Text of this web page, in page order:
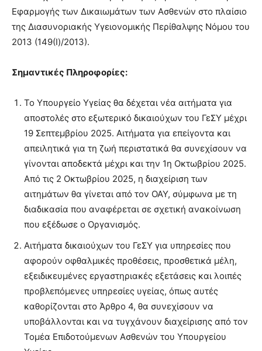
Εφαρμογής των Δικαιωμάτων των Ασθενών στο πλαίσιο
της Διασυνοριακής Υγειονομικής Περίθαλψης Νόμου του
2013 (149(Ι)/2013).
Σημαντικές Πληροφορίες:
Το Υπουργείο Υγείας θα δέχεται νέα αιτήματα για
αποστολές στο εξωτερικό δικαιούχων του ΓεΣΥ μέχρι
19 Σεπτεμβρίου 2025. Αιτήματα για επείγοντα και
απειλητικά για τη ζωή περιστατικά θα συνεχίσουν να
γίνονται αποδεκτά μέχρι και την 1η Οκτωβρίου 2025.
Από τις 2 Οκτωβρίου 2025, η διαχείριση των
αιτημάτων θα γίνεται από τον ΟΑΥ, σύμφωνα με τη
διαδικασία που αναφέρεται σε σχετική ανακοίνωση
που εξέδωσε ο Οργανισμός.
Αιτήματα δικαιούχων του ΓεΣΥ για υπηρεσίες που
αφορούν οφθαλμικές προθέσεις, προσθετικά μέλη,
εξειδικευμένες εργαστηριακές εξετάσεις και λοιπές
προβλεπόμενες υπηρεσίες υγείας, όπως αυτές
καθορίζονται στο Άρθρο 4, θα συνεχίσουν να
υποβάλλονται και να τυγχάνουν διαχείρισης από τον
Τομέα Επιδοτούμενων Ασθενών του Υπουργείου